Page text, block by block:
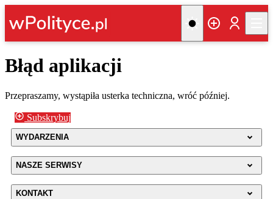
Błąd aplikacji
Przepraszamy, wystąpiła usterka techniczna, wróć później.
Subskrybuj
WYDARZENIA
NASZE SERWISY
KONTAKT